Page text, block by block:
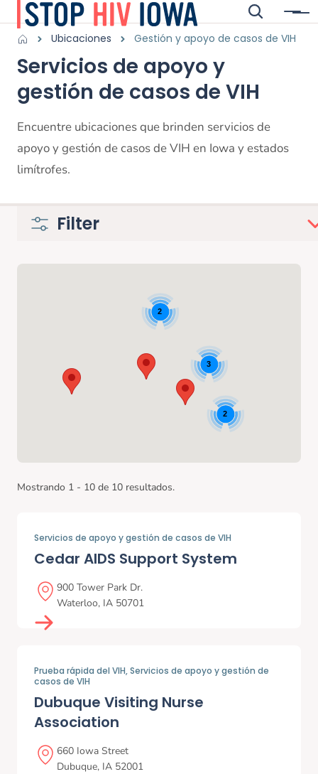
Saltar al contenido principal BuscarMenú
Main navigation
Breadcrumbs
Ubicaciones Gestión y apoyo de casos de VIH
Región de alertas
Servicios de apoyo y
gestión de casos de VIH
Encuentre ubicaciones que brinden servicios de
apoyo y gestión de casos de VIH en Iowa y estados
limítrofes.
2
2
3
Filter
Mostrando 1 - 10 de 10 resultados.
Servicios de apoyo y gestión de casos de VIH
Cedar AIDS Support System
900 Tower Park Dr.
Waterloo, IA 50701
Prueba rápida del VIH,Servicios de apoyo y gestión de
casos de VIH
Dubuque Visiting Nurse
Association
660 Iowa Street
Dubuque, IA 52001